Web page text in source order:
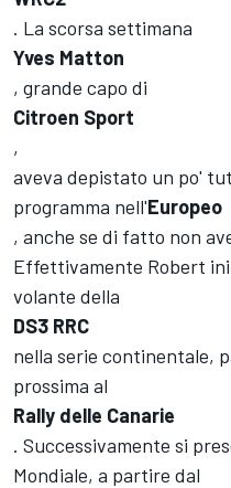
. La scorsa settimana
Yves Matton
, grande capo di
Citroen Sport
,
aveva depistato un po'
programma nell'Europeo
, anche se di fatto non
Effettivamente Robert
volante della
DS3 RRC
nella serie continentale,
prossima al
Rally delle Canarie
. Successivamente si
Mondiale, a partire dal